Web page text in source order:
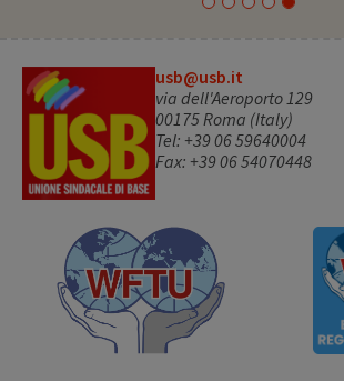
usb@usb.it
via dell'Aeroporto 129
00175 Roma (Italy)
Tel: +39 06 59640004
Fax: +39 06 54070448